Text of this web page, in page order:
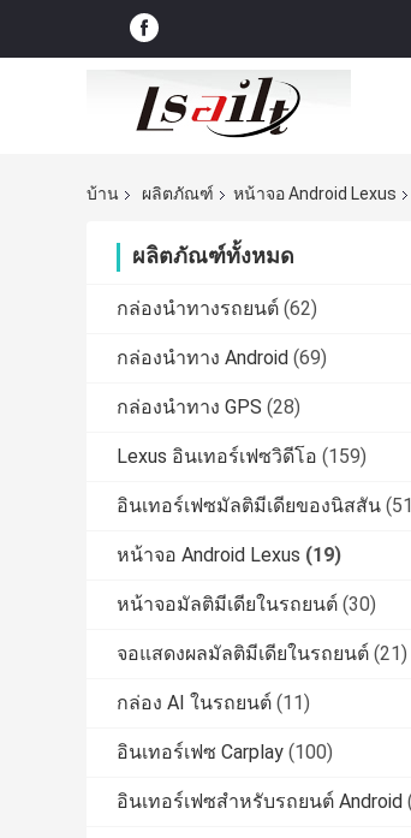
บ้าน ผลิตภัณฑ์ หน้าจอ Android Lexus
ผลิตภัณฑ์ทั้งหมด
กล่องนำทางรถยนต์ (62)
กล่องนำทาง Android (69)
กล่องนำทาง GPS (28)
Lexus อินเทอร์เฟซวิดีโอ (159)
อินเทอร์เฟซมัลติมีเดียของนิสสัน
หน้าจอ Android Lexus (19)
หน้าจอมัลติมีเดียในรถยนต์ (30)
จอแสดงผลมัลติมีเดียในรถยนต์ (21)
กล่อง AI ในรถยนต์ (11)
อินเทอร์เฟซ Carplay (100)
อินเทอร์เฟซสำหรับรถยนต์ Android